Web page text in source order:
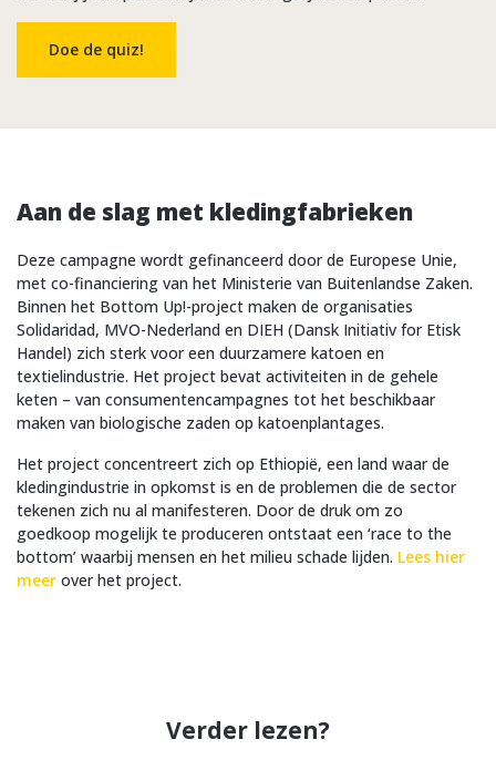
Doe de quiz!
Aan de slag met kledingfabrieken
Deze campagne wordt gefinanceerd door de Europese Unie,
met co-financiering van het Ministerie van Buitenlandse Zaken.
Binnen het Bottom Up!-project maken de organisaties
Solidaridad, MVO-Nederland en DIEH (Dansk Initiativ for Etisk
Handel) zich sterk voor een duurzamere katoen en
textielindustrie. Het project bevat activiteiten in de gehele
keten – van consumentencampagnes tot het beschikbaar
maken van biologische zaden op katoenplantages.
Het project concentreert zich op Ethiopië, een land waar de
kledingindustrie in opkomst is en de problemen die de sector
tekenen zich nu al manifesteren. Door de druk om zo
goedkoop mogelijk te produceren ontstaat een ‘race to the
bottom’ waarbij mensen en het milieu schade lijden. Lees hier
meer over het project.
Verder lezen?